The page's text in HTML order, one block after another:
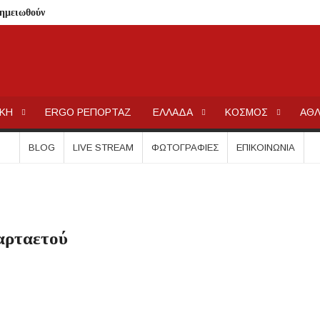
– Τέλος η προληπτική απαγόρευση χρήσης
μικροβιολογική επιβάρυνση
– Πολύωρη αναμονή και απώλειες στις κρατήσεις
στις εκκλησίες
ERGO ΡΕΠΟΡΤΑΖ ΕΛΛΑΔΑ ΚΟΣΜΟΣ
BLOG LIVE STREAM ΦΩΤΟΓΡΑΦΊΕΣ ΕΠΙΚΟΙΝΩΝΊΑ